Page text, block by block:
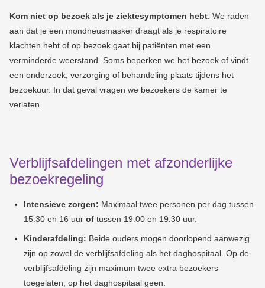
Kom niet op bezoek als je ziektesymptomen hebt . We raden
aan dat je een mondneusmasker draagt als je respiratoire
klachten hebt of op bezoek gaat bij patiënten met een
verminderde weerstand. Soms beperken we het bezoek of vindt
een onderzoek, verzorging of behandeling plaats tijdens het
bezoekuur. In dat geval vragen we bezoekers de kamer te
verlaten.
Verblijfsafdelingen met afzonderlijke
bezoekregeling
Intensieve zorgen: Maximaal twee personen per dag tussen
15.30 en 16 uur of tussen 19.00 en 19.30 uur.
Kinderafdeling: Beide ouders mogen doorlopend aanwezig
zijn op zowel de verblijfsafdeling als het daghospitaal. Op de
verblijfsafdeling zijn maximum twee extra bezoekers
toegelaten, op het daghospitaal geen.